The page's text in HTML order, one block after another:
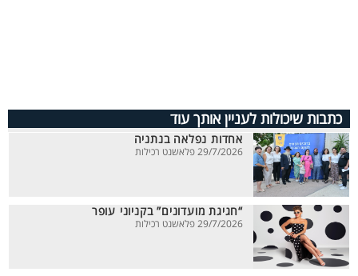
כתבות שיכולות לעניין אותך עוד
אחדות נפלאה בנתניה
29/7/2026 פלאשנט רכילות
“חגיגת מועדונים” בקניוני עופר
29/7/2026 פלאשנט רכילות